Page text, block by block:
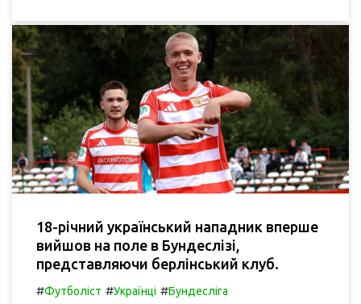
18-річний український нападник вперше
вийшов на поле в Бундеслізі,
представляючи берлінський клуб.
#Футболіст #Українці #Бундесліга